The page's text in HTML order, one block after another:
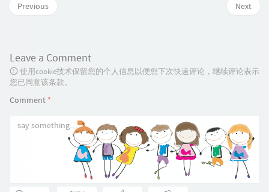
Next
Previous
Leave a Comment
使用cookie技术保留您的个人信息以便您下次快速评论，继续评论表示
您已同意该条款。
Comment *